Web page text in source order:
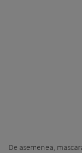
De asemenea,